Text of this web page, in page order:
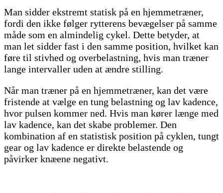
Man sidder ekstremt statisk på en hjemmetræner,
fordi den ikke følger rytterens bevægelser på samme
måde som en almindelig cykel. Dette betyder, at
man let sidder fast i den samme position, hvilket kan
føre til stivhed og overbelastning, hvis man træner
lange intervaller uden at ændre stilling.
Når man træner på en hjemmetræner, kan det være
fristende at vælge en tung belastning og lav kadence,
hvor pulsen kommer ned. Hvis man kører længe med
lav kadence, kan det skabe problemer. Den
kombination af en statistisk position på cyklen, tungt
gear og lav kadence er direkte belastende og
påvirker knæene negativt.